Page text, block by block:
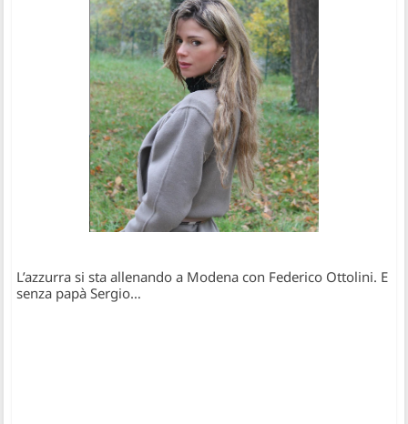
L’azzurra si sta allenando a Modena con Federico Ottolini. E
senza papà Sergio…